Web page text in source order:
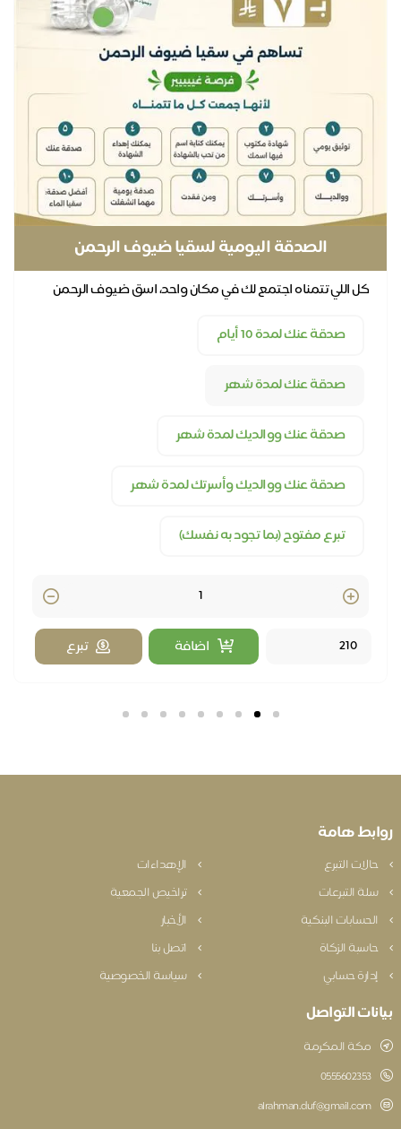
الصدقة اليومية لسقيا ضيوف الرحمن
كل اللي تتمناه اجتمع لك في مكان واحد، اسق ضيوف الرحمن
صدقة عنك لمدة 10 أيام
صدقة عنك لمدة شهر
صدقة عنك ووالديك لمدة شهر
صدقة عنك ووالديك وأسرتك لمدة شهر
تبرع مفتوح (بما تجود به نفسك)
Quantity
اضافة
تبرع
هامة
التبرع
الإهداءات
التبرعات
تراخيص الجمعية
البنكية
الأخبار
الزكاة
اتصل بنا
حسابي
سياسة الخصوصية
التواصل
مكة المكرمة
‎0555602353
alrahman.duf@gmail.com